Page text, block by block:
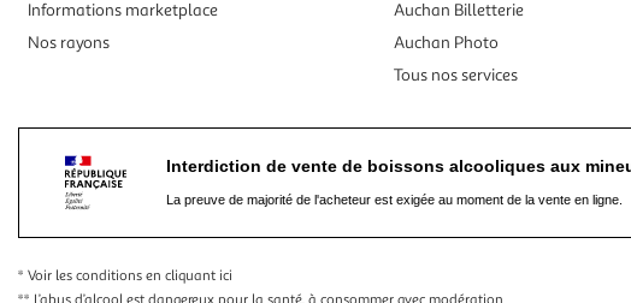
Informations marketplace
Nos rayons
Auchan Billetterie
Auchan Photo
Tous nos services
Interdiction de vente de boissons alcooliques aux
La preuve de majorité de l'acheteur est exigée au moment de la vente en ligne.
* Voir les conditions en cliquant ici